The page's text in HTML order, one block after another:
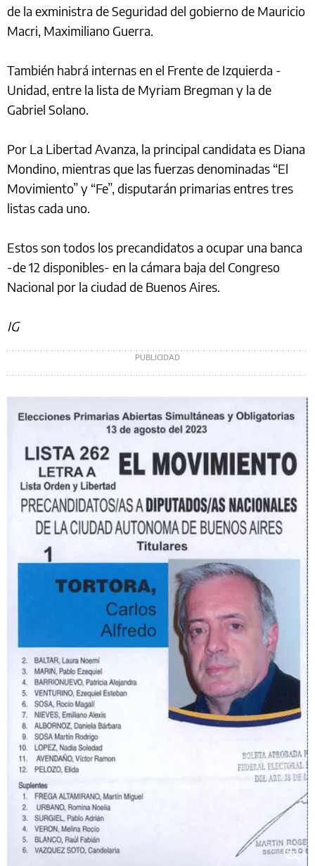
de la exministra de Seguridad del gobierno de Mauricio
Macri, Maximiliano Guerra.
También habrá internas en el Frente de Izquierda -
Unidad, entre la lista de Myriam Bregman y la de
Gabriel Solano.
Por La Libertad Avanza, la principal candidata es Diana
Mondino, mientras que las fuerzas denominadas “El
Movimiento” y “Fe”, disputarán primarias entres tres
listas cada uno.
Estos son todos los precandidatos a ocupar una banca
-de 12 disponibles- en la cámara baja del Congreso
Nacional por la ciudad de Buenos Aires.
IG